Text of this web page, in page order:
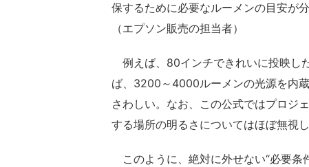
保するために必要なルーメンの目安が分
（エプソン販売の担当者）
例えば、80インチできれいに投映し
ば、3200～4000ルーメンの光源を内
さわしい。なお、この公式ではプロジ
する場所の明るさについてはほぼ無視
このように、絶対に外せない“必要条